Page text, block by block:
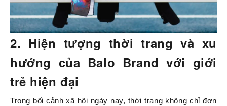
2. Hiện tượng thời trang và xu
hướng của Balo Brand với giới
trẻ hiện đại
Trong bối cảnh xã hội ngày nay, thời trang không chỉ đơn